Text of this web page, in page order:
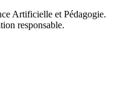
Artificielle et Pédagogie.
responsable.